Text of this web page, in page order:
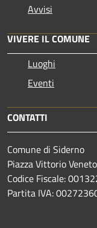
Avvisi
VIVERE IL COMUNE
Luoghi
Eventi
CONTATTI
Comune di Siderno
Piazza Vittorio
Codice Fiscale:
Partita IVA: